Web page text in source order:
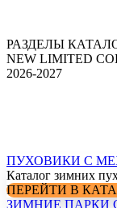
РАЗДЕЛЫ
NEW LIMITED
2026-2027
ПУХОВИКИ С
Каталог зимних
ПЕРЕЙТИ В
ЗИМНИЕ ПАРКИ